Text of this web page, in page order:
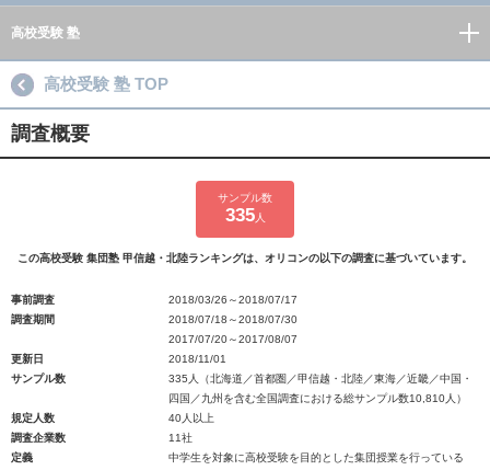
高校受験 塾
高校受験 塾 TOP
調査概要
サンプル数
335人
この高校受験 集団塾 甲信越・北陸ランキングは、オリコンの以下の調査に基づいています。
事前調査
2018/03/26～2018/07/17
調査期間
2018/07/18～2018/07/30
2017/07/20～2017/08/07
更新日
2018/11/01
サンプル数
335人（北海道／首都圏／甲信越・北陸／東海／近畿／中国・
四国／九州を含む全国調査における総サンプル数10,810人）
規定人数
40人以上
調査企業数
11社
定義
中学生を対象に高校受験を目的とした集団授業を行っている